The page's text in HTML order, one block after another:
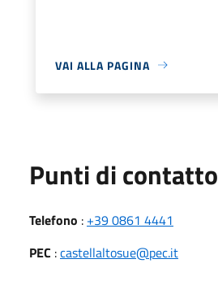
VAI ALLA PAGINA
Punti di contatto
Telefono : +39 0861 4441
PEC :castellaltosue@pec.it